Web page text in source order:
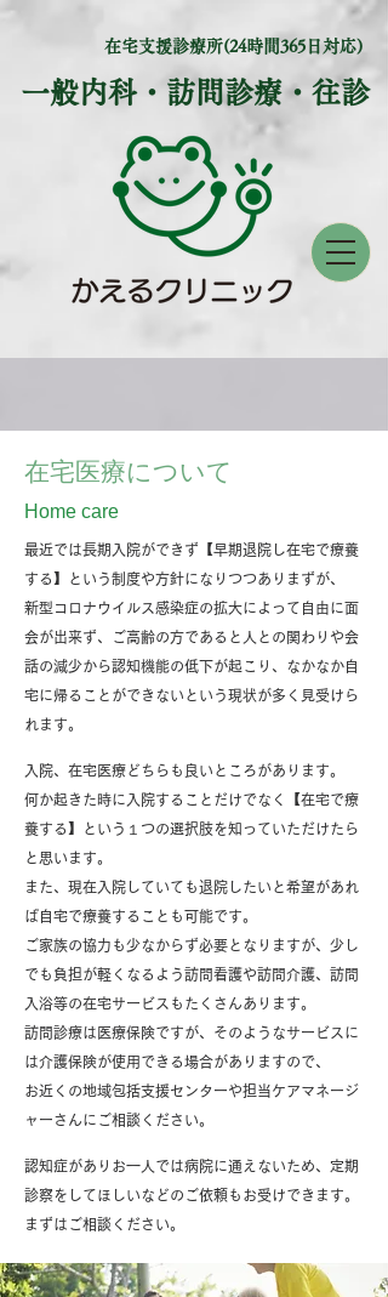
在宅支援診療所(24時間365日対応)
​一般内科・訪問診療・往診
​在宅医療について
​Home care
最近では長期入院ができず【早期退院し在宅で療養
する】という制度や方針になりつつありまずが、
新型コロナウイルス感染症の拡大によって自由に面
会が出来ず、ご高齢の方であると人との関わりや会
話の減少から認知機能の低下が起こり、なかなか自
宅に帰ることができないという現状が多く見受けら
れます。
入院、在宅医療どちらも良いところがあります。
何か起きた時に入院することだけでなく【在宅で療
養する】という１つの選択肢を知っていただけたら
と思います。
また、現在入院していても退院したいと希望があれ
ば自宅で療養することも可能です。
ご家族の協力も少なからず必要となりますが、少し
でも負担が軽くなるよう訪問看護や訪問介護、 訪問
入浴等の在宅サービスもたくさんあります。
訪問診療は医療保険ですが、​そのようなサービスに
は介護保険が使用できる場合がありますので、
お近くの地域包括支援センターや担当ケアマネージ
ャーさんにご相談ください。
認知症がありお一人では病院に通えないため、定期
診察をしてほしいなどのご依頼もお受けできます。
​まずはご相談ください。